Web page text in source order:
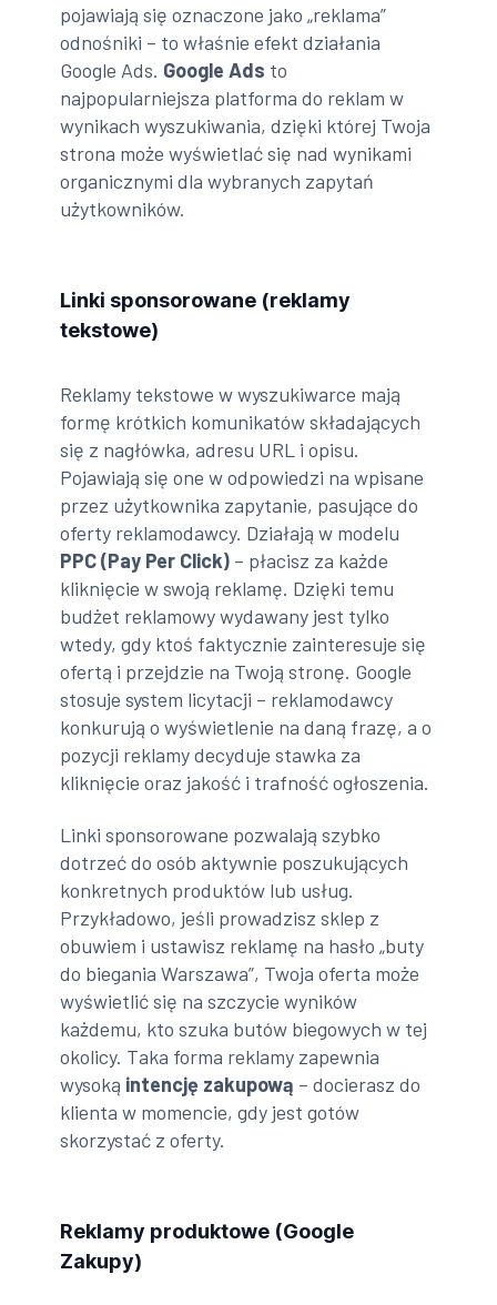
pojawiają się oznaczone jako „reklama”
odnośniki – to właśnie efekt działania
Google Ads. Google Ads to
najpopularniejsza platforma do reklam w
wynikach wyszukiwania, dzięki której Twoja
strona może wyświetlać się nad wynikami
organicznymi dla wybranych zapytań
użytkowników.
Linki sponsorowane (reklamy
tekstowe)
Reklamy tekstowe w wyszukiwarce mają
formę krótkich komunikatów składających
się z nagłówka, adresu URL i opisu.
Pojawiają się one w odpowiedzi na wpisane
przez użytkownika zapytanie, pasujące do
oferty reklamodawcy. Działają w modelu
PPC (Pay Per Click) – płacisz za każde
kliknięcie w swoją reklamę. Dzięki temu
budżet reklamowy wydawany jest tylko
wtedy, gdy ktoś faktycznie zainteresuje się
ofertą i przejdzie na Twoją stronę. Google
stosuje system licytacji – reklamodawcy
konkurują o wyświetlenie na daną frazę, a o
pozycji reklamy decyduje stawka za
kliknięcie oraz jakość i trafność ogłoszenia.
Linki sponsorowane pozwalają szybko
dotrzeć do osób aktywnie poszukujących
konkretnych produktów lub usług.
Przykładowo, jeśli prowadzisz sklep z
obuwiem i ustawisz reklamę na hasło „buty
do biegania Warszawa”, Twoja oferta może
wyświetlić się na szczycie wyników
każdemu, kto szuka butów biegowych w tej
okolicy. Taka forma reklamy zapewnia
wysoką intencję zakupową – docierasz do
klienta w momencie, gdy jest gotów
skorzystać z oferty.
Reklamy produktowe (Google
Zakupy)